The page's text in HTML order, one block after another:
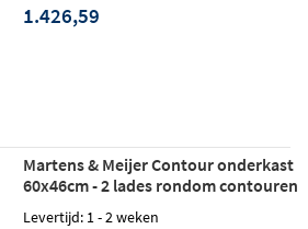
1.426,59
Martens & Meijer Contour onderkast
60x46cm - 2 lades rondom contouren
- chocolate oak
Levertijd: 1 - 2 weken